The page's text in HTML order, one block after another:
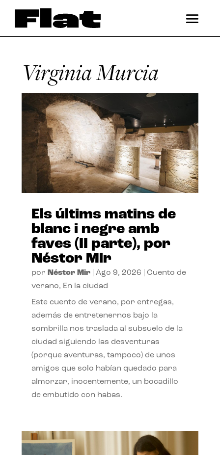
Virginia Murcia
Els últims matins de
blanc i negre amb
faves (II parte), por
Néstor Mir
por Néstor Mir| Ago 9, 2026
Cuento de
verano, En la ciudad
Este cuento de verano, por entregas,
además de entretenernos bajo la
sombrilla nos traslada al subsuelo de la
ciudad siguiendo las desventuras
(porque aventuras, tampoco) de unos
amigos que solo habían quedado para
almorzar, inocentemente, un bocadillo
de embutido con habas.